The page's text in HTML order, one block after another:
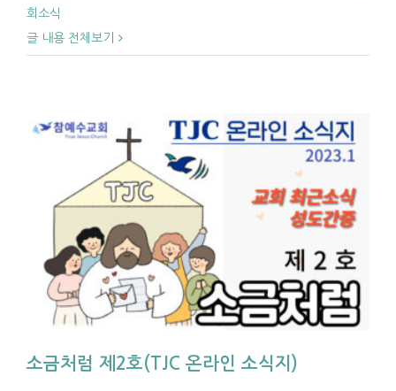
회소식
글 내용 전체보기
소금처럼 제2호(TJC 온라인 소식지)